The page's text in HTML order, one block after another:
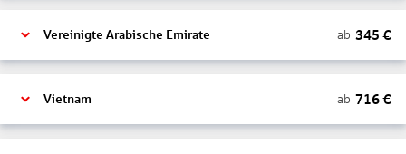
Vereinigte Arabische Emirate ab 345 €
Vietnam ab 716€